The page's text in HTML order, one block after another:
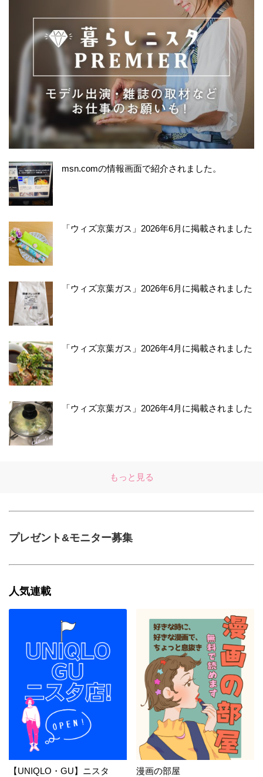
msn.comの情報画面で紹介されました。
「ウィズ京葉ガス」2026年6月に掲載されました
「ウィズ京葉ガス」2026年6月に掲載されました
「ウィズ京葉ガス」2026年4月に掲載されました
「ウィズ京葉ガス」2026年4月に掲載されました
もっと見る
プレゼント&モニター募集
人気連載
【UNIQLO・GU】ニスタ
漫画の部屋